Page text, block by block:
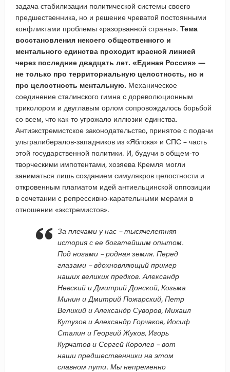
задача стабилизации политической системы своего
предшественника, но и решение чреватой постоянными
конфликтами проблемы «разорванной страны». Тема
восстановления некоего общественного и
ментального единства проходит красной линией
через последние двадцать лет. «Единая Россия» —
не только про территориальную целостность, но и
про целостность ментальную. Механическое
соединение сталинского гимна с дореволюционным
триколором и двуглавым орлом сопровождалось борьбой
со всем, что как-то угрожало иллюзии единства.
Антиэкстремистское законодательство, принятое с подачи
ультралибералов-западников из «Яблока» и СПС – часть
этой государственной политики. И, будучи в общем-то
творческими импотентами, хозяева Кремля могли
заниматься лишь созданием симулякров целостности и
откровенным плагиатом идей антиельцинской оппозиции
в сочетании с репрессивно-карательными мерами в
отношении «экстремистов».
За плечами у нас – тысячелетняя
история с ее богатейшим опытом.
Под ногами – родная земля. Перед
глазами – вдохновляющий пример
наших великих предков. Александр
Невский и Дмитрий Донской, Козьма
Минин и Дмитрий Пожарский, Петр
Великий и Александр Суворов, Михаил
Кутузов и Александр Горчаков, Иосиф
Сталин и Георгий Жуков, Игорь
Курчатов и Сергей Королев – вот
наши предшественники на этом
славном пути. Мы непременно